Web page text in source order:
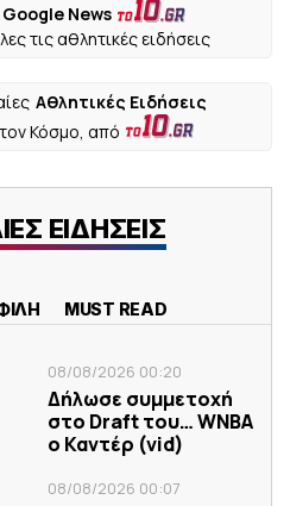
Google News
τις αθλητικές ειδήσεις
Αθλητικές Ειδήσεις
Κόσμο, από
ΕΙΔΗΣΕΙΣ
MUST READ
08/08/2026 00:20
Δήλωσε συμμετοχή
στο Draft του… WNBA
ο Καντέρ (vid)
08/08/2026 00:07